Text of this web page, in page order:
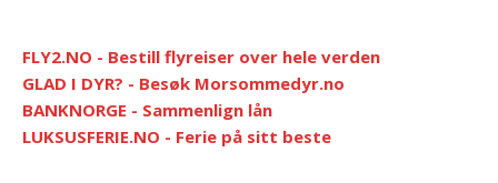
FLY2.NO - Bestill flyreiser over hele verden
GLAD I DYR? - Besøk Morsommedyr.no
BANKNORGE - Sammenlign lån
LUKSUSFERIE.NO - Ferie på sitt beste